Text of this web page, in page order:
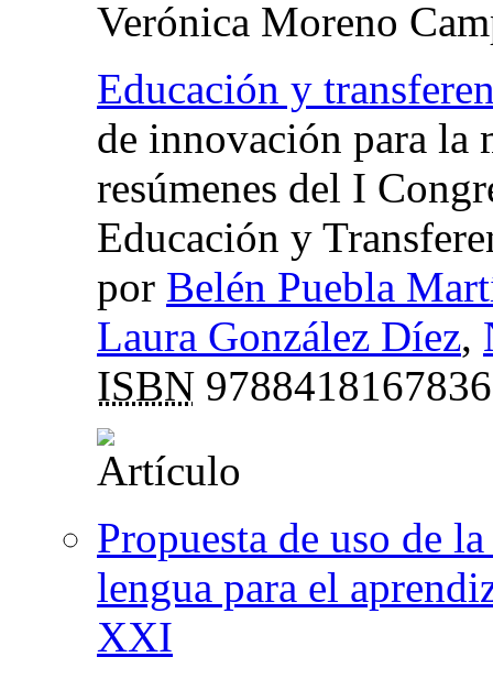
Verónica Moreno
Educación y
de innovación para la
resúmenes del I
Educación y
por Belén Puebla
Laura González Díez,
ISBN
Propuesta de uso de
lengua para el
XXI